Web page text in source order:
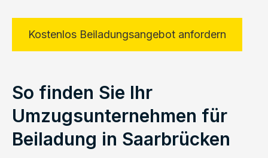
Kostenlos Beiladungsangebot anfordern
So finden Sie Ihr
Umzugsunternehmen für
Beiladung in Saarbrücken